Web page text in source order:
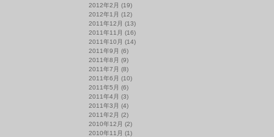
2012年2月 (19)
2012年1月 (12)
2011年12月 (13)
2011年11月 (16)
2011年10月 (14)
2011年9月 (6)
2011年8月 (9)
2011年7月 (8)
2011年6月 (10)
2011年5月 (6)
2011年4月 (3)
2011年3月 (4)
2011年2月 (2)
2010年12月 (2)
2010年11月 (1)